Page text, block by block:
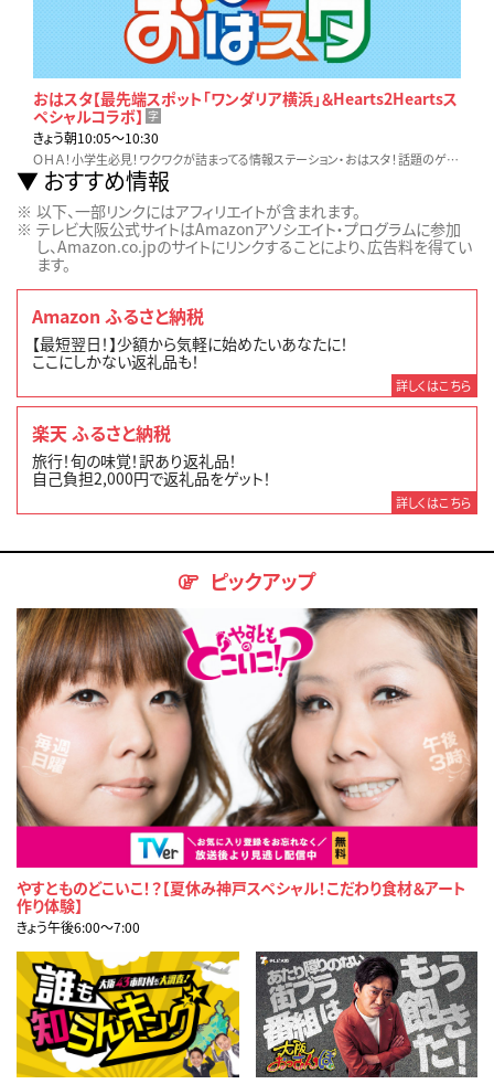
おはスタ【最先端スポット「ワンダリア横浜」＆Hearts2Heartsス
ペシャルコラボ】 字
きょう朝10:05〜10:30
ＯＨＡ！小学生必見！ワクワクが詰まってる情報ステーション・おはスタ！話題のゲームやホビー、アニメ、映画など…見逃せない最新情報をお届け！！
おすすめ情報
以下、一部リンクにはアフィリエイトが含まれます。
テレビ大阪公式サイトはAmazonアソシエイト・プログラムに参加
し、Amazon.co.jpのサイトにリンクすることにより、広告料を得てい
ます。
Amazon ふるさと納税
【最短翌日！】少額から気軽に始めたいあなたに！
ここにしかない返礼品も！
詳しくはこちら
楽天 ふるさと納税
旅行！旬の味覚！訳あり返礼品！
自己負担2,000円で返礼品をゲット！
詳しくはこちら
ピックアップ
やすとものどこいこ！？【夏休み神戸スペシャル！こだわり食材＆アート
作り体験】
きょう午後6:00〜7:00